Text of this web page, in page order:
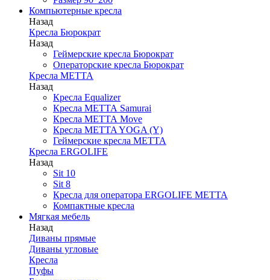
Компьютерные кресла
Назад
Кресла Бюрократ
Назад
Геймерские кресла Бюрократ
Операторские кресла Бюрократ
Кресла МЕТТА
Назад
Кресла Equalizer
Кресла МЕТТА Samurai
Кресла МЕТТА Move
Кресла METTA YOGA (Y)
Геймерские кресла МЕТТА
Кресла ERGOLIFE
Назад
Sit 10
Sit 8
Кресла для оператора ERGOLIFE МЕТТА
Компактные кресла
Мягкая мебель
Назад
Диваны прямые
Диваны угловые
Кресла
Пуфы